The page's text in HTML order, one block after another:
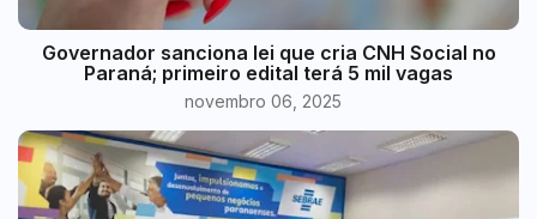
Governador sanciona lei que cria CNH Social no
Paraná; primeiro edital terá 5 mil vagas
novembro 06, 2025